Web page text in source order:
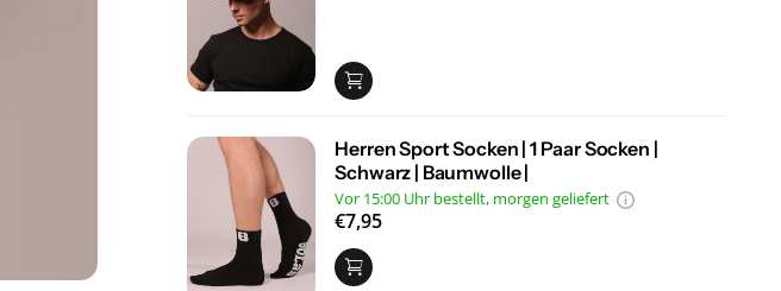
Herren Sport Socken | 1 Paar Socken |
Schwarz | Baumwolle |
Vor 15:00 Uhr bestellt, morgen geliefert
€7,95